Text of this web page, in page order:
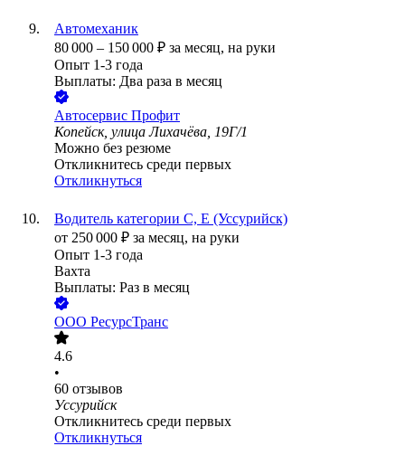
Автомеханик
80 000 – 150 000 ₽ за месяц, на руки
Опыт 1-3 года
Выплаты: Два раза в месяц
Автосервис Профит
Копейск, улица Лихачёва, 19Г/1
Можно без резюме
Откликнитесь среди первых
Откликнуться
Водитель категории С, Е (Уссурийск)
от 250 000 ₽ за месяц, на руки
Опыт 1-3 года
Вахта
Выплаты: Раз в месяц
ООО РесурсТранс
4.6
•
60 отзывов
Уссурийск
Откликнитесь среди первых
Откликнуться